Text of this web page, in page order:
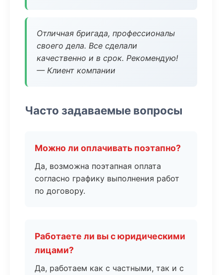
Отличная бригада, профессионалы
своего дела. Все сделали
качественно и в срок. Рекомендую!
— Клиент компании
Часто задаваемые вопросы
Можно ли оплачивать поэтапно?
Да, возможна поэтапная оплата
согласно графику выполнения работ
по договору.
Работаете ли вы с юридическими
лицами?
Да, работаем как с частными, так и с